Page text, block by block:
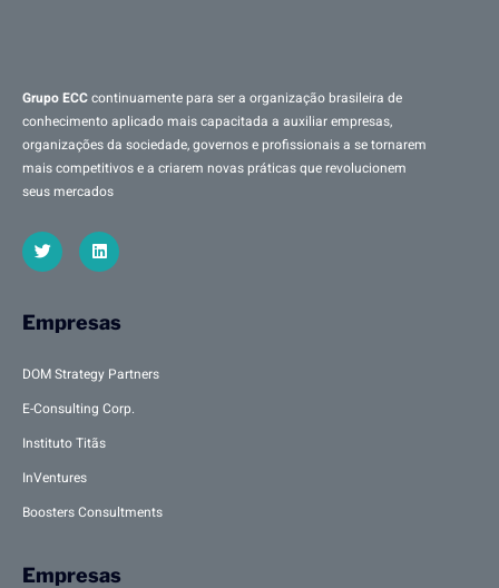
Grupo ECCcontinuamente para ser a organização brasileira de
conhecimento aplicado mais capacitada a auxiliar empresas,
organizações da sociedade, governos e profissionais a se tornarem
mais competitivos e a criarem novas práticas que revolucionem
seus mercados
Empresas
DOM Strategy Partners
E-Consulting Corp.
Instituto Titãs
InVentures
Boosters Consultments
Empresas